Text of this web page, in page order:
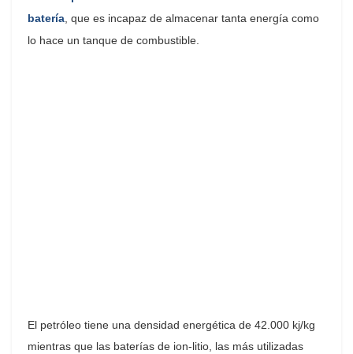
batería , que es incapaz de almacenar tanta energía como
lo hace un tanque de combustible.
El petróleo tiene una densidad energética de 42.000 kj/kg
mientras que las baterías de ion-litio, las más utilizadas